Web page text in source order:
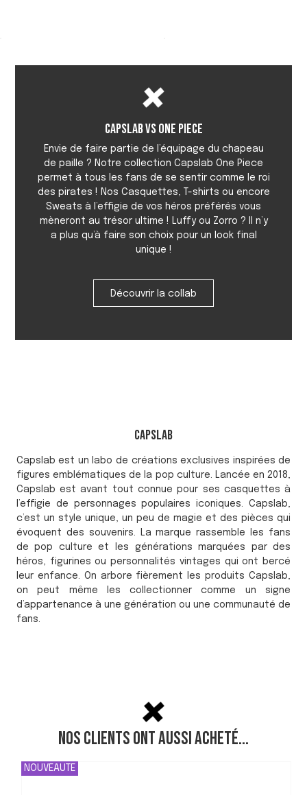
Capslab vs One Piece
Envie de faire partie de l’équipage du chapeau
de paille ? Notre collection Capslab One Piece
permet à tous les fans de se sentir comme le roi
des pirates ! Nos Casquettes, T-shirts ou encore
Sweats à l’effigie de vos héros préférés vous
mèneront au trésor ultime ! Luffy ou Zorro ? Il n’y
a plus qu’à faire son choix pour un look final
unique !
Découvrir la collab
Capslab
Capslab est un labo de créations exclusives inspirées de
figures emblématiques de la pop culture. Lancée en 2018,
Capslab est avant tout connue pour ses casquettes à
l’effigie de personnages populaires iconiques. Capslab,
c’est un style unique, un peu de magie et des pièces qui
évoquent des souvenirs. La marque rassemble les fans
de pop culture et les générations marquées par des
héros, figurines ou personnalités vintages qui ont bercé
leur enfance. On arbore fièrement les produits Capslab,
on peut même les collectionner comme un signe
d’appartenance à une génération ou une communauté de
fans.
Nos clients ont aussi acheté...
NOUVEAUTE